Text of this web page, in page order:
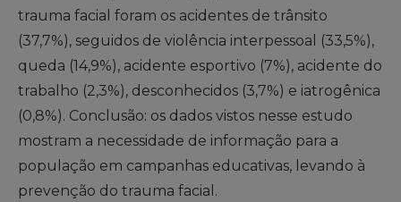
trauma facial foram os acidentes de trânsito
(37,7%), seguidos de violência interpessoal (33,5%),
queda (14,9%), acidente esportivo (7%), acidente do
trabalho (2,3%), desconhecidos (3,7%) e iatrogênica
(0,8%). Conclusão: os dados vistos nesse estudo
mostram a necessidade de informação para a
população em campanhas educativas, levando à
prevenção do trauma facial.